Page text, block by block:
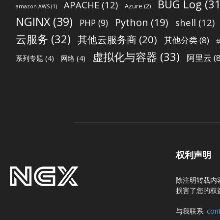
amazon AWS (1) APACHE (12) Azure (2) BUG Log
NGINX (39) PHP (9) Python (19) shell (12)
云服务 (32) 其他云服务商 (20) 其他分类(8)
系列专题 (4) 网络 (4) 虚拟化与容器 (33) 阿里云
权利声明
除注明转载内
损害了您的权
与我联系: